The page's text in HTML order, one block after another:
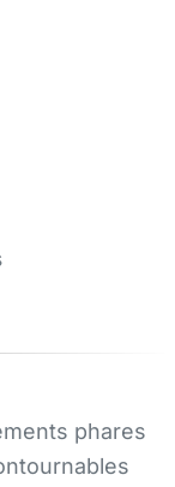
phares